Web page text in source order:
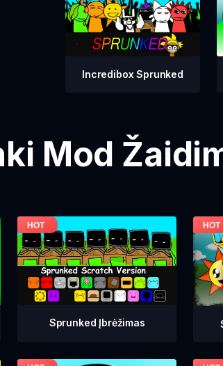
Incredibox Sprunked
Mod
Sprunked Įbrėžimas